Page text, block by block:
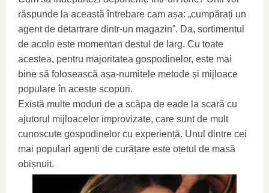
răspunde la această întrebare cam așa: „cumpărați un
agent de detartrare dintr-un magazin”. Da, sortimentul
de acolo este momentan destul de larg. Cu toate
acestea, pentru majoritatea gospodinelor, este mai
bine să folosească așa-numitele metode și mijloace
populare în aceste scopuri.
Există multe moduri de a scăpa de eade la scară cu
ajutorul mijloacelor improvizate, care sunt de mult
cunoscute gospodinelor cu experiență. Unul dintre cei
mai populari agenți de curățare este oțetul de masă
obișnuit.